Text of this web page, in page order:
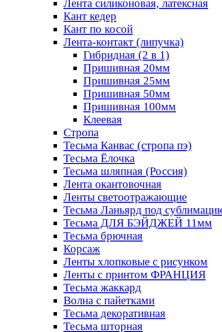
Лента силиконовая, латексная
Кант кедер
Кант по косой
Лента-контакт (липучка)
Гибридная (2 в 1)
Пришивная 20мм
Пришивная 25мм
Пришивная 50мм
Пришивная 100мм
Клеевая
Стропа
Тесьма Канвас (стропа пэ)
Тесьма Ёлочка
Тесьма шляпная (Россия)
Лента окантовочная
Ленты светоотражающие
Тесьма Ланьярд под
Тесьма ДЛЯ БЭЙДЖЕЙ 11мм
Тесьма брючная
Корсаж
Ленты хлопковые с рисунком
Ленты с принтом ФРАНЦИЯ
Тесьма жаккард
Волна с пайетками
Тесьма декоративная
Тесьма шторная